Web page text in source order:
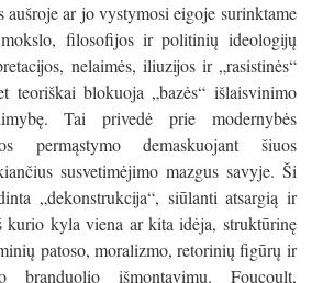
aušroje ar jo vystymosi eigoje surinktame
filosofijos ir politinių ideologijų
nelaimės, iliuzijos ir „rasistinės“
teoriškai blokuoja „bazės“ išlaisvinimo
Tai privedė prie modernybės
permąstymo demaskuojant šiuos
susvetimėjimo mazgus savyje. Ši
„dekonstrukcija“, siūlanti atsargią ir
kurio kyla viena ar kita idėja, struktūrinę
patoso, moralizmo, retorinių figūrų ir
branduolio išmontavimu. Foucoult,